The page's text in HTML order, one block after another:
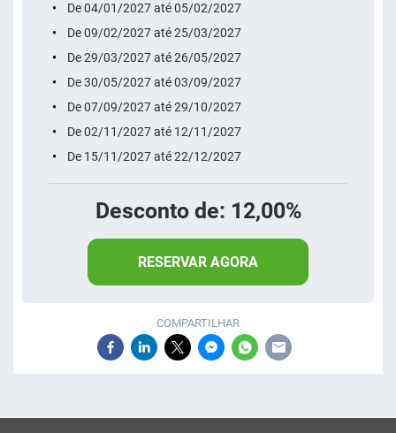
De 04/01/2027 até 05/02/2027
De 09/02/2027 até 25/03/2027
De 29/03/2027 até 26/05/2027
De 30/05/2027 até 03/09/2027
De 07/09/2027 até 29/10/2027
De 02/11/2027 até 12/11/2027
De 15/11/2027 até 22/12/2027
Desconto de: 12,00%
RESERVAR AGORA
COMPARTILHAR